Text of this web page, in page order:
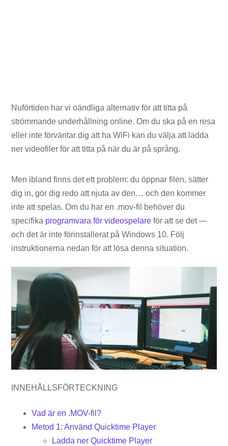
Nuförtiden har vi oändliga alternativ för att titta på
strömmande underhållning online. Om du ska på en resa
eller inte förväntar dig att ha WiFi kan du välja att ladda
ner videofiler för att titta på när du är på språng.
Men ibland finns det ett problem: du öppnar filen, sätter
dig in, gör dig redo att njuta av den… och den kommer
inte att spelas. Om du har en .mov-fil behöver du
specifika programvara för videospelare för att se det —
och det är inte förinstallerat på Windows 10. Följ
instruktionerna nedan för att lösa denna situation.
INNEHÅLLSFÖRTECKNING
Vad är en .MOV-fil?
Metod 1: Använd Quicktime Player
Ladda ner Quicktime Player